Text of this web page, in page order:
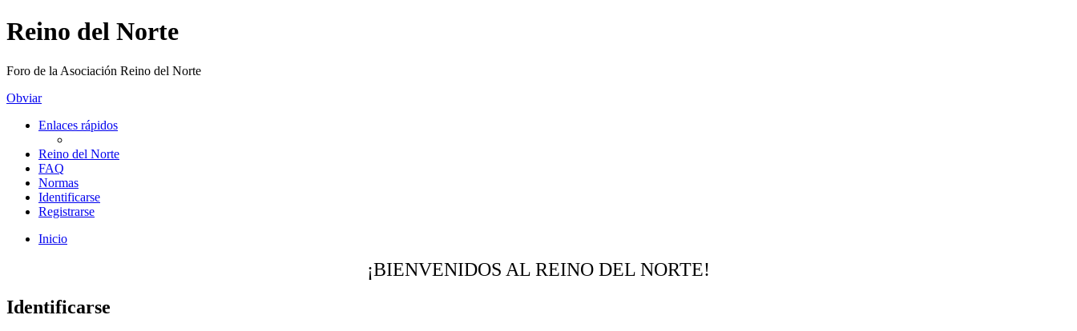
Reino del Norte
Foro de la Asociación Reino del Norte
Obviar
Enlaces rápidos
Reino del Norte
FAQ
Normas
Identificarse
Registrarse
Inicio
¡BIENVENIDOS AL REINO DEL NORTE!
Identificarse